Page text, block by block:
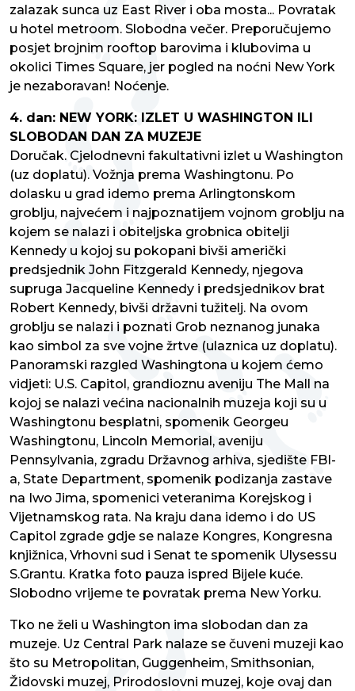
zalazak sunca uz East River i oba mosta... Povratak
u hotel metroom. Slobodna večer. Preporučujemo
posjet brojnim rooftop barovima i klubovima u
okolici Times Square, jer pogled na noćni New York
je nezaboravan! Noćenje.
4. dan: NEW YORK: IZLET U WASHINGTON ILI
SLOBODAN DAN ZA MUZEJE
Doručak. Cjelodnevni fakultativni izlet u Washington
(uz doplatu). Vožnja prema Washingtonu. Po
dolasku u grad idemo prema Arlingtonskom
groblju, najvećem i najpoznatijem vojnom groblju na
kojem se nalazi i obiteljska grobnica obitelji
Kennedy u kojoj su pokopani bivši američki
predsjednik John Fitzgerald Kennedy, njegova
supruga Jacqueline Kennedy i predsjednikov brat
Robert Kennedy, bivši državni tužitelj. Na ovom
groblju se nalazi i poznati Grob neznanog junaka
kao simbol za sve vojne žrtve (ulaznica uz doplatu).
Panoramski razgled Washingtona u kojem ćemo
vidjeti: U.S. Capitol, grandioznu aveniju The Mall na
kojoj se nalazi većina nacionalnih muzeja koji su u
Washingtonu besplatni, spomenik Georgeu
Washingtonu, Lincoln Memorial, aveniju
Pennsylvania, zgradu Državnog arhiva, sjedište FBI-
a, State Department, spomenik podizanja zastave
na Iwo Jima, spomenici veteranima Korejskog i
Vijetnamskog rata. Na kraju dana idemo i do US
Capitol zgrade gdje se nalaze Kongres, Kongresna
knjižnica, Vrhovni sud i Senat te spomenik Ulysessu
S.Grantu. Kratka foto pauza ispred Bijele kuće.
Slobodno vrijeme te povratak prema New Yorku.
Tko ne želi u Washington ima slobodan dan za
muzeje. Uz Central Park nalaze se čuveni muzeji kao
što su Metropolitan, Guggenheim, Smithsonian,
Židovski muzej, Prirodoslovni muzej, koje ovaj dan